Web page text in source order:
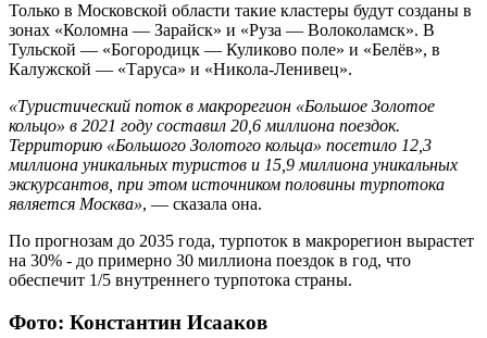
Только в Московской области такие кластеры будут созданы в
зонах «Коломна — Зарайск» и «Руза — Волоколамск». В
Тульской — «Богородицк — Куликово поле» и «Белёв», в
Калужской — «Таруса» и «Никола-Ленивец».
«Туристический поток в макрорегион «Большое Золотое
кольцо» в 2021 году составил 20,6 миллиона поездок.
Территорию «Большого Золотого кольца» посетило 12,3
миллиона уникальных туристов и 15,9 миллиона уникальных
экскурсантов, при этом источником половины турпотока
является Москва», — сказала она.
По прогнозам до 2035 года, турпоток в макрорегион вырастет
на 30% - до примерно 30 миллиона поездок в год, что
обеспечит 1/5 внутреннего турпотока страны.
Фото: Константин Исааков